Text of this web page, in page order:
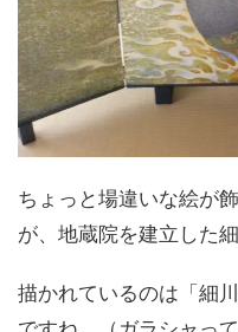
ちょっと場違いな絵が
が、地蔵院を建立した
描かれているのは「細